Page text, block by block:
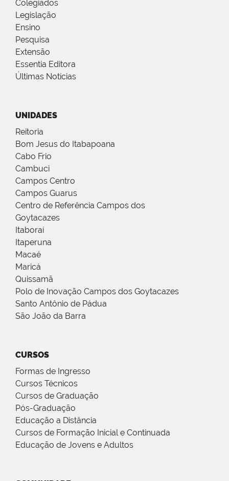
Colegiados
Legislação
Ensino
Pesquisa
Extensão
Essentia Editora
Últimas Notícias
UNIDADES
Reitoria
Bom Jesus do Itabapoana
Cabo Frio
Cambuci
Campos Centro
Campos Guarus
Centro de Referência Campos dos
Goytacazes
Itaboraí
Itaperuna
Macaé
Maricá
Quissamã
Polo de Inovação Campos dos Goytacazes
Santo Antônio de Pádua
São João da Barra
CURSOS
Formas de Ingresso
Cursos Técnicos
Cursos de Graduação
Pós-Graduação
Educação a Distância
Cursos de Formação Inicial e Continuada
Educação de Jovens e Adultos